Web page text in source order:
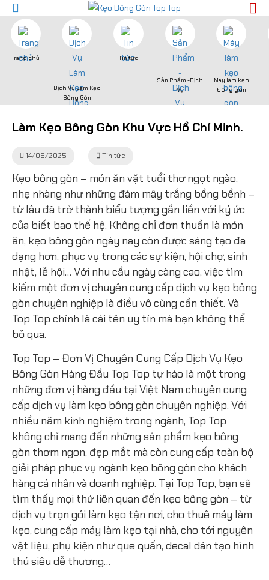
Trang chủ
Dịch Vụ Làm Kẹo
Bông Gòn
Tin tức
Sản Phẩm -Dịch
Vụ
Máy làm kẹo
bông gòn
Làm Kẹo Bông Gòn Khu Vực Hồ Chí Minh.
14/05/2025 Tin tức
Kẹo bông gòn – món ăn vặt tuổi thơ ngọt ngào,
nhẹ nhàng như những đám mây trắng bồng bềnh –
từ lâu đã trở thành biểu tượng gắn liền với ký ức
của biết bao thế hệ. Không chỉ đơn thuần là món
ăn, kẹo bông gòn ngày nay còn được sáng tạo đa
dạng hơn, phục vụ trong các sự kiện, hội chợ, sinh
nhật, lễ hội… Với nhu cầu ngày càng cao, việc tìm
kiếm một đơn vị chuyên cung cấp dịch vụ kẹo bông
gòn chuyên nghiệp là điều vô cùng cần thiết. Và
Top Top chính là cái tên uy tín mà bạn không thể
bỏ qua.
Top Top – Đơn Vị Chuyên Cung Cấp Dịch Vụ Kẹo
Bông Gòn Hàng Đầu Top Top tự hào là một trong
những đơn vị hàng đầu tại Việt Nam chuyên cung
cấp dịch vụ làm kẹo bông gòn chuyên nghiệp. Với
nhiều năm kinh nghiệm trong ngành, Top Top
không chỉ mang đến những sản phẩm kẹo bông
gòn thơm ngon, đẹp mắt mà còn cung cấp toàn bộ
giải pháp phục vụ ngành kẹo bông gòn cho khách
hàng cá nhân và doanh nghiệp. Tại Top Top, bạn sẽ
tìm thấy mọi thứ liên quan đến kẹo bông gòn – từ
dịch vụ trọn gói làm kẹo tận nơi, cho thuê máy làm
kẹo, cung cấp máy làm kẹo tại nhà, cho tới nguyên
vật liệu, phụ kiện như que quấn, decal dán tạo hình
thú siêu dễ thương…